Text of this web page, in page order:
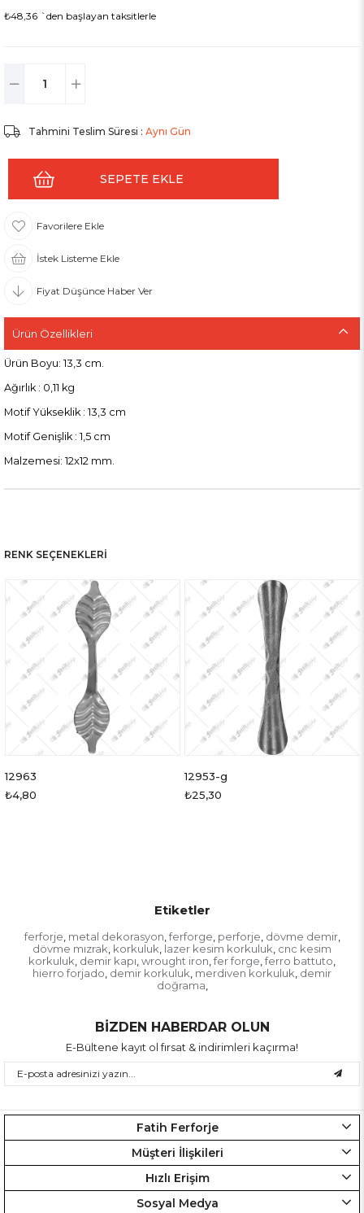
₺48,36 `den başlayan taksitlerle
Tahmini Teslim Süresi : Aynı Gün
Favorilere Ekle
İstek Listeme Ekle
Fiyat Düşünce Haber Ver
Ürün Özellikleri
Ürün Boyu: 13,3 cm.
Ağırlık : 0,11 kg
Motif Yükseklik : 13,3 cm
Motif Genişlik : 1,5 cm
Malzemesi: 12x12 mm.
RENK SEÇENEKLERI
12963
₺4,80
12953-g
₺25,30
Etiketler
ferforje metal dekorasyon ferforge perforje dövme demir,
dövme mızrak korkuluk lazer kesim korkuluk cnc kesim
korkuluk demir kapı wrought iron fer forge ferro battuto
hierro forjado demir korkuluk merdiven korkuluk demir
doğrama
BİZDEN HABERDAR OLUN
E-Bültene kayıt ol fırsat & indirimleri kaçırma!
Fatih Ferforje
Müşteri İlişkileri
Hızlı Erişim
Sosyal Medya